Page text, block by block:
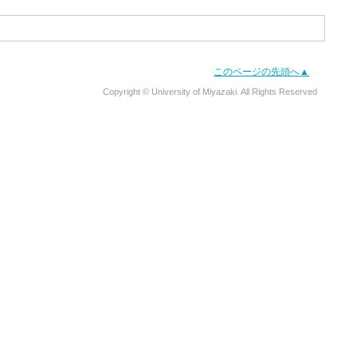
このページの先頭へ▲
Copyright © University of Miyazaki. All Rights Reserved